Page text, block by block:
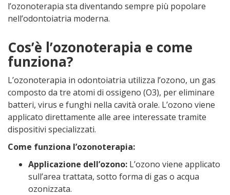
l’ozonoterapia sta diventando sempre più popolare
nell’odontoiatria moderna.
Cos’è l’ozonoterapia e come
funziona?
L’ozonoterapia in odontoiatria utilizza l’ozono, un gas
composto da tre atomi di ossigeno (O3), per eliminare
batteri, virus e funghi nella cavità orale. L’ozono viene
applicato direttamente alle aree interessate tramite
dispositivi specializzati.
Come funziona l’ozonoterapia:
Applicazione dell’ozono: L’ozono viene applicato
sull’area trattata, sotto forma di gas o acqua
ozonizzata.